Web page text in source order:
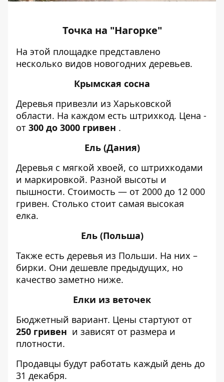
Точка на "Нагорке"
На этой площадке представлено
несколько видов новогодних деревьев.
Крымская сосна
Деревья привезли из Харьковской
области. На каждом есть штрихкод. Цена -
от 300 до 3000 гривен .
Ель (Дания)
Деревья с мягкой хвоей, со штрихкодами
и маркировкой. Разной высоты и
пышности. Стоимость — от 2000 до 12 000
гривен. Столько стоит самая высокая
елка.
Ель (Польша)
Также есть деревья из Польши. На них –
бирки. Они дешевле предыдущих, но
качество заметно ниже.
Елки из веточек
Бюджетный вариант. Цены стартуют от
250 гривен и зависят от размера и
плотности.
Продавцы будут работать каждый день до
31 декабря.